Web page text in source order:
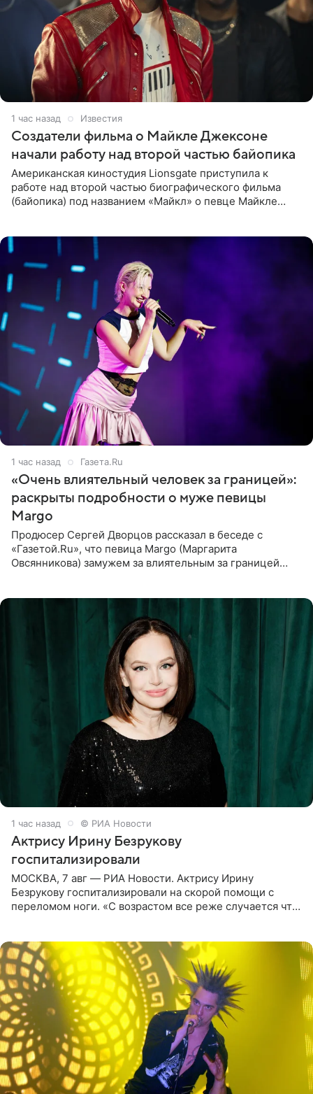
1 час назад Известия
Создатели фильма о Майкле Джексоне
начали работу над второй частью байопика
Американская киностудия Lionsgate приступила к
работе над второй частью биографического фильма
(байопика) под названием «Майкл» о певце Майкле
1 час назад Газета.Ru
«Очень влиятельный человек за границей»:
раскрыты подробности о муже певицы
Margo
Продюсер Сергей Дворцов рассказал в беседе с
«Газетой.Ru», что певица Margo (Маргарита
Овсянникова) замужем за влиятельным за границей
1 час назад © РИА Новости
Актрису Ирину Безрукову
госпитализировали
МОСКВА, 7 авг — РИА Новости. Актрису Ирину
Безрукову госпитализировали на скорой помощи с
переломом ноги. «С возрастом все реже случается что-